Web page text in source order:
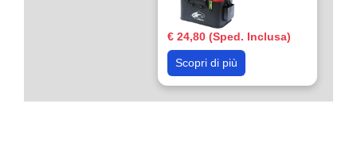
€ 24,80 (Sped. Inclusa)
Scopri di più